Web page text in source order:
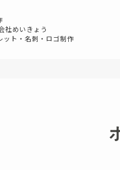
社めいきょう
ット・名刺・ロゴ制作